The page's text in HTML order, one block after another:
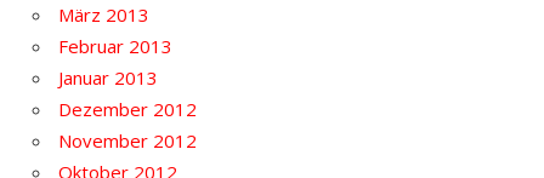
März 2013
Februar 2013
Januar 2013
Dezember 2012
November 2012
Oktober 2012